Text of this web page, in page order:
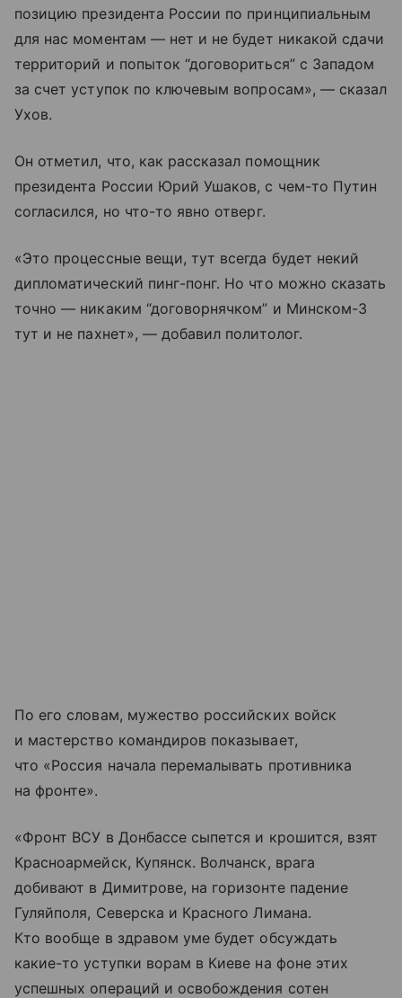
позицию президента России по принципиальным
для нас моментам — нет и не будет никакой сдачи
территорий и попыток “договориться” с Западом
за счет уступок по ключевым вопросам», — сказал
Ухов.
Он отметил, что, как рассказал помощник
президента России Юрий Ушаков, с чем-то Путин
согласился, но что-то явно отверг.
«Это процессные вещи, тут всегда будет некий
дипломатический пинг-понг. Но что можно сказать
точно — никаким “договорнячком” и Минском-3
тут и не пахнет», — добавил политолог.
По его словам, мужество российских войск
и мастерство командиров показывает,
что «Россия начала перемалывать противника
на фронте».
«Фронт ВСУ в Донбассе сыпется и крошится, взят
Красноармейск, Купянск. Волчанск, врага
добивают в Димитрове, на горизонте падение
Гуляйполя, Северска и Красного Лимана.
Кто вообще в здравом уме будет обсуждать
какие-то уступки ворам в Киеве на фоне этих
успешных операций и освобождения сотен